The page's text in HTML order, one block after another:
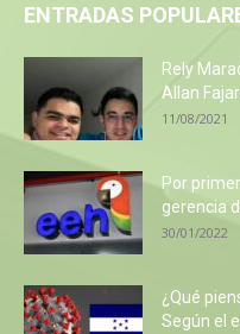
ENTRADAS
Rely
Allan
11/08/2021
Por
gerencia
30/01/2022
¿Qué
Según el